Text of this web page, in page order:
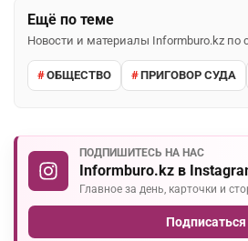
Ещё по теме
Новости и материалы Informburo.kz
ОБЩЕСТВО ПРИГОВОР СУДА
ПОДПИШИТЕСЬ НА НАС
Informburo.kz в
Главное за день, карточки и
Подписаться